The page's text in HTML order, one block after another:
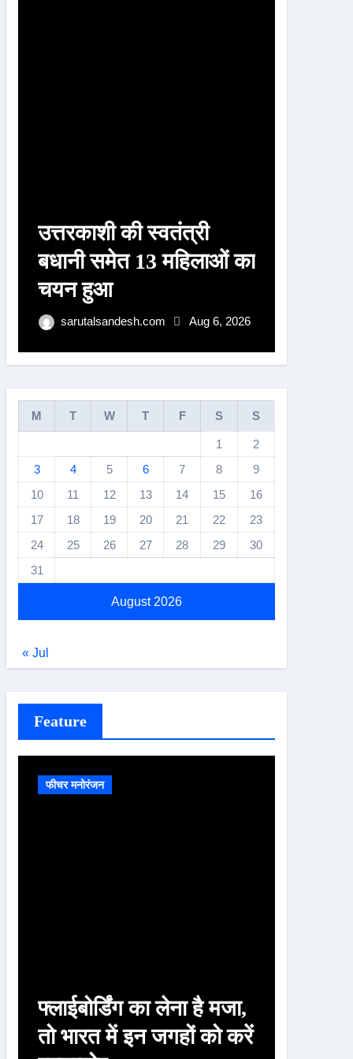
उत्तरकाशी की स्वतंत्री
बधानी समेत 13 महिलाओं का
चयन हुआ
sarutalsandesh.com Aug 6, 2026
August 2026
M T W T F S S
1
2
3
4 5 6 7 8
9
10
11 12 13 14 15
16
17
18 19 20 21 22
23
24
25 26 27 28 29
30
31
« Jul
Feature
फीचर मनोरंजन
फ्लाईबोर्डिंग का लेना है मजा,
तो भारत में इन जगहों को करें